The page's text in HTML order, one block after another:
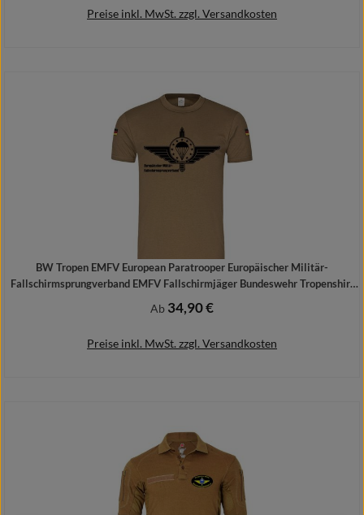
Preise inkl. MwSt. zzgl. Versandkosten
Details
BW Tropen EMFV European Paratrooper Europäischer Militär-
Fallschirmsprungverband EMFV Fallschirmjäger Bundeswehr Tropenshirt
Regulärer Preis:
Ab 34,90 €
Preise inkl. MwSt. zzgl. Versandkosten